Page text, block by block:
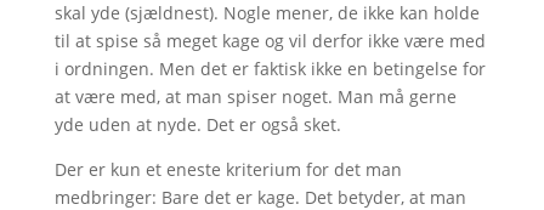
skal yde (sjældnest). Nogle mener, de ikke kan holde
til at spise så meget kage og vil derfor ikke være med
i ordningen. Men det er faktisk ikke en betingelse for
at være med, at man spiser noget. Man må gerne
yde uden at nyde. Det er også sket.
Der er kun et eneste kriterium for det man
medbringer: Bare det er kage. Det betyder, at man